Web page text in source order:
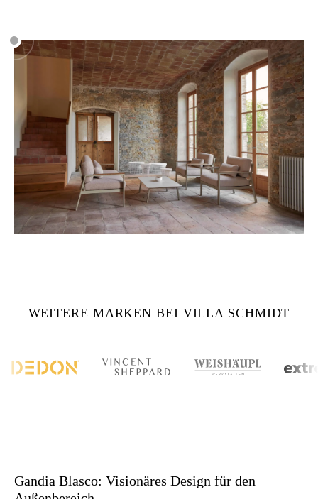
WEITERE MARKEN BEI VILLA SCHMIDT
Gandia Blasco: Visionäres Design für den